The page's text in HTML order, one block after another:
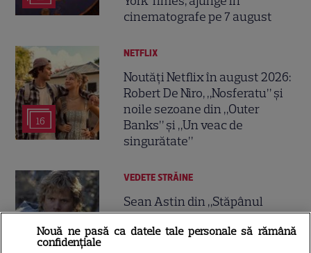
cinematografe pe 7 august
16
NETFLIX
Noutăți Netflix în august 2026:
Robert De Niro, „Nosferatu” și
noile sezoane din „Outer
Banks” și „Un veac de
singurătate”
14
VEDETE STRĂINE
Sean Astin din „Stăpânul
Inelelor” a fost nevoit să își
vândă casa din cauza
Nouă ne pasă ca datele tale personale să rămână
confidențiale